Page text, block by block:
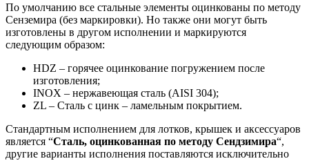
По умолчанию все стальные элементы оцинкованы по методу
Сенземира (без маркировки). Но также они могут быть
изготовлены в другом исполнении и маркируются
следующим образом:
HDZ – горячее оцинкование погружением после
изготовления;
INOX – нержавеющая сталь (AISI 304);
ZL – Сталь с цинк – ламельным покрытием.
Стандартным исполнением для лотков, крышек и аксессуаров
является “Сталь, оцинкованная по методу Сендзимира“,
другие варианты исполнения поставляются исключительно